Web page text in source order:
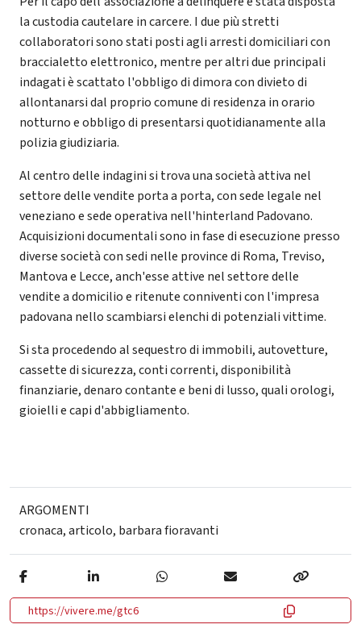
la custodia cautelare in carcere. I due più stretti
collaboratori sono stati posti agli arresti domiciliari con
braccialetto elettronico, mentre per altri due principali
indagati è scattato l'obbligo di dimora con divieto di
allontanarsi dal proprio comune di residenza in orario
notturno e obbligo di presentarsi quotidianamente alla
polizia giudiziaria.
Al centro delle indagini si trova una società attiva nel
settore delle vendite porta a porta, con sede legale nel
veneziano e sede operativa nell'hinterland Padovano.
Acquisizioni documentali sono in fase di esecuzione presso
diverse società con sedi nelle province di Roma, Treviso,
Mantova e Lecce, anch'esse attive nel settore delle
vendite a domicilio e ritenute conniventi con l'impresa
padovana nello scambiarsi elenchi di potenziali vittime.
Si sta procedendo al sequestro di immobili, autovetture,
cassette di sicurezza, conti correnti, disponibilità
finanziarie, denaro contante e beni di lusso, quali orologi,
gioielli e capi d'abbigliamento.
ARGOMENTI
cronaca,articolo, barbara fioravanti
https://vivere.me/gtc6